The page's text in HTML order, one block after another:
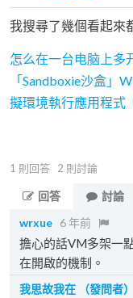
我搜尋了幾個看起來
怎么在一台电脑上多
「Sandboxie沙盒」
擬環境執行應用程式
1 則回答 2 則討論
回答
討論
wrxue 6 年前
擔心的話VM多架一
在開啟的機制。
我思故我在 （發問者）